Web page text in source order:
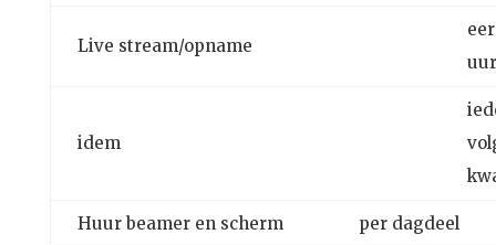
Live stream/opname
uur
idem
Huur beamer en scherm per dagdeel